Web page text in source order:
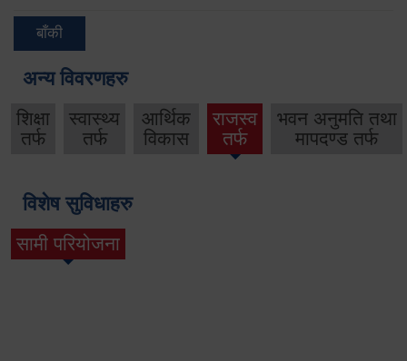
बाँकी
अन्य विवरणहरु
शिक्षा
तर्फ
स्वास्थ्य
तर्फ
आर्थिक
विकास
राजस्व
तर्फ
भवन अनुमति तथा
मापदण्ड तर्फ
विशेष सुविधाहरु
सामी परियोजना
(active tab)